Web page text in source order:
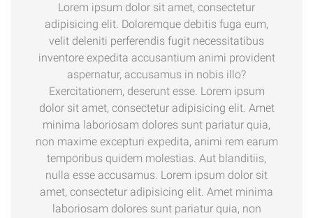
Lorem ipsum dolor sit amet, consectetur
adipisicing elit. Doloremque debitis fuga eum,
velit deleniti perferendis fugit necessitatibus
inventore expedita accusantium animi provident
aspernatur, accusamus in nobis illo?
Exercitationem, deserunt esse. Lorem ipsum
dolor sit amet, consectetur adipisicing elit. Amet
minima laboriosam dolores sunt pariatur quia,
non maxime excepturi expedita, animi rem earum
temporibus quidem molestias. Aut blanditiis,
nulla esse accusamus. Lorem ipsum dolor sit
amet, consectetur adipisicing elit. Amet minima
laboriosam dolores sunt pariatur quia, non